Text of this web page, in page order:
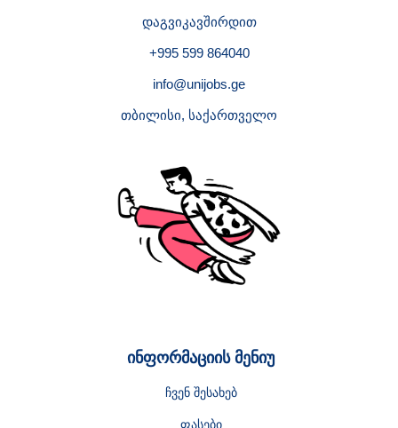
დაგვიკავშირდით
+995 599 864040
info@unijobs.ge
თბილისი, საქართველო
ინფორმაციის მენიუ
ჩვენ შესახებ
ფასები